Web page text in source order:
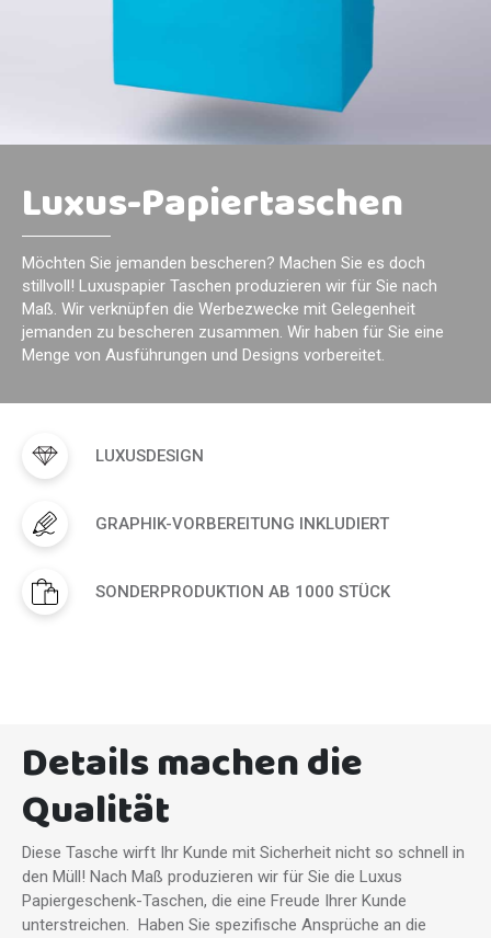
Luxus-Papiertaschen
Möchten Sie jemanden bescheren? Machen Sie es doch
stillvoll! Luxuspapier Taschen produzieren wir für Sie nach
Maß. Wir verknüpfen die Werbezwecke mit Gelegenheit
jemanden zu bescheren zusammen. Wir haben für Sie eine
Menge von Ausführungen und Designs vorbereitet.
LUXUSDESIGN
GRAPHIK-VORBEREITUNG INKLUDIERT
SONDERPRODUKTION AB 1000 STÜCK
Details machen die
Qualität
Diese Tasche wirft Ihr Kunde mit Sicherheit nicht so schnell in
den Müll! Nach Maß produzieren wir für Sie die Luxus
Papiergeschenk-Taschen, die eine Freude Ihrer Kunde
unterstreichen. Haben Sie spezifische Ansprüche an die